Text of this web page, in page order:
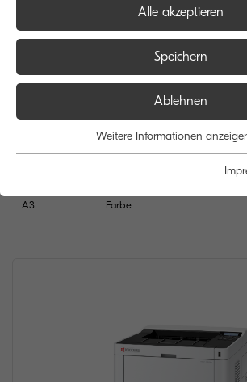
A3 Farbe
Alle akzeptieren
Speichern
Ablehnen
Weitere Informationen